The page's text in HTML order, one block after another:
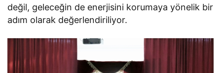
değil, geleceğin de enerjisini korumaya yönelik bir
adım olarak değerlendiriliyor.